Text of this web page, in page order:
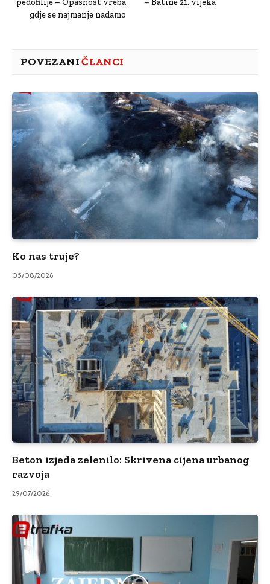
gdje se najmanje nadamo
POVEZANIČLANCI
Ko nas truje?
05/08/2026
Beton izjeda zelenilo: Skrivena cijena urbanog
razvoja
29/07/2026